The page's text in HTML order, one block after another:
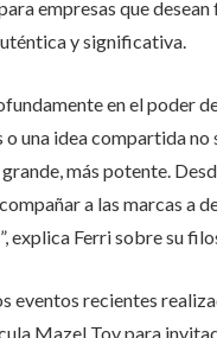
empresas que
y significativa.
en el poder
o una idea compartida no
más potente.
a las marcas a
explica Ferri sobre su
eventos recientes
Mazel Tov para